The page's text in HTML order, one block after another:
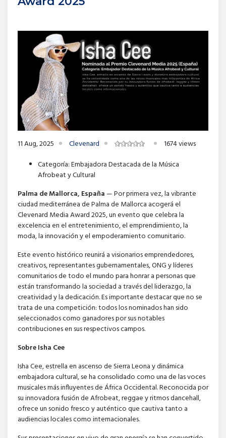
11 Aug, 2025 Clevenard
1674 views
Categoría: Embajadora Destacada de la Música
Afrobeat y Cultural
Palma de Mallorca, España— Por primera vez, la vibrante
ciudad mediterránea de Palma de Mallorca acogerá el
Clevenard Media Award 2025, un evento que celebra la
excelencia en el entretenimiento, el emprendimiento, la
moda, la innovación y el empoderamiento comunitario.
Este evento histórico reunirá a visionarios emprendedores,
creativos, representantes gubernamentales, ONG y líderes
comunitarios de todo el mundo para honrar a personas que
están transformando la sociedad a través del liderazgo, la
creatividad y la dedicación. Es importante destacar que no se
trata de una competición: todos los nominados han sido
seleccionados como ganadores por sus notables
contribuciones en sus respectivos campos.
Sobre Isha Cee
Isha Cee, estrella en ascenso de Sierra Leona y dinámica
embajadora cultural, se ha consolidado como una de las voces
musicales más influyentes de África Occidental. Reconocida por
su innovadora fusión de Afrobeat, reggae y ritmos dancehall,
ofrece un sonido fresco y auténtico que cautiva tanto a
audiencias locales como internacionales.